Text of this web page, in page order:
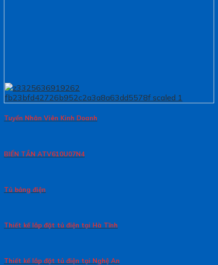
Tuyển Nhân Viên Kinh Doanh
BIẾN TẦN ATV610U07N4
Tủ bảng điện
Thiết kế lắp đặt tủ điện tại Hà Tĩnh
Thiết kế lắp đặt tủ điện tại Nghệ An